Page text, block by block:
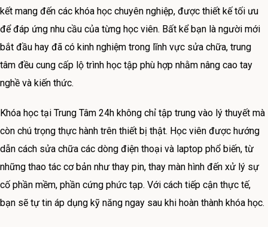
kết mang đến các khóa học chuyên nghiệp, được thiết kế tối ưu
để đáp ứng nhu cầu của từng học viên. Bất kể bạn là người mới
bắt đầu hay đã có kinh nghiệm trong lĩnh vực sửa chữa, trung
tâm đều cung cấp lộ trình học tập phù hợp nhằm nâng cao tay
nghề và kiến thức.
Khóa học tại Trung Tâm 24h không chỉ tập trung vào lý thuyết mà
còn chú trọng thực hành trên thiết bị thật. Học viên được hướng
dẫn cách sửa chữa các dòng điện thoại và laptop phổ biến, từ
những thao tác cơ bản như thay pin, thay màn hình đến xử lý sự
cố phần mềm, phần cứng phức tạp. Với cách tiếp cận thực tế,
bạn sẽ tự tin áp dụng kỹ năng ngay sau khi hoàn thành khóa học.